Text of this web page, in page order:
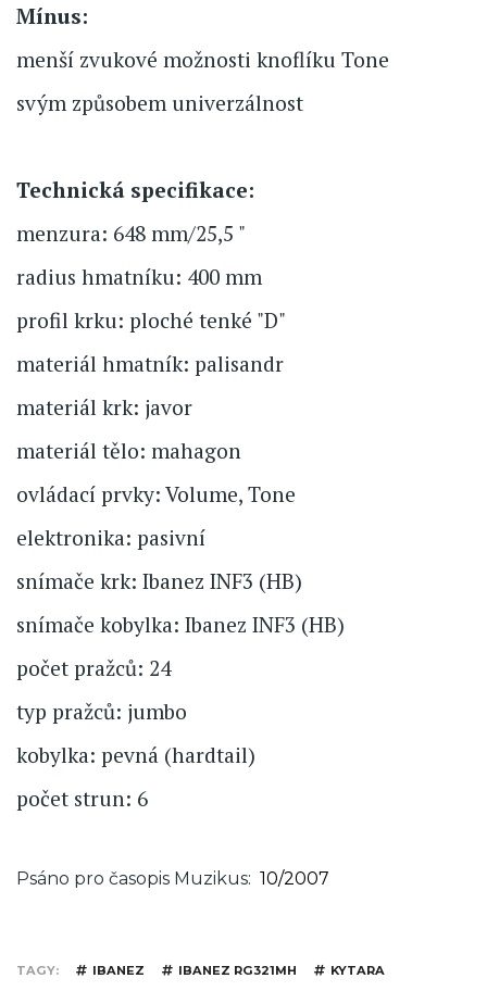
Mínus:
menší zvukové možnosti knoflíku Tone
svým způsobem univerzálnost
Technická specifikace:
menzura: 648 mm/25,5 "
radius hmatníku: 400 mm
profil krku: ploché tenké "D"
materiál hmatník: palisandr
materiál krk: javor
materiál tělo: mahagon
ovládací prvky: Volume, Tone
elektronika: pasivní
snímače krk: Ibanez INF3 (HB)
snímače kobylka: Ibanez INF3 (HB)
počet pražců: 24
typ pražců: jumbo
kobylka: pevná (hardtail)
počet strun: 6
Psáno pro časopis Muzikus 10/2007
TAGY IBANEZ IBANEZ RG321MH KYTARA